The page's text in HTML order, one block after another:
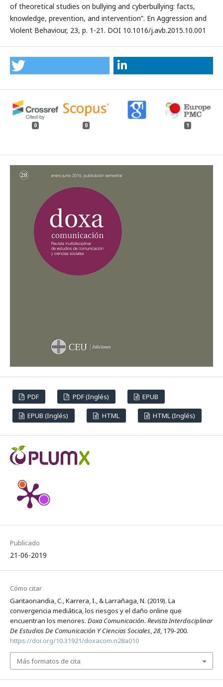
of theoretical studies on bullying and cyberbullying: facts,
knowledge, prevention, and intervention”. En Aggression and
Violent Behaviour, 23, p. 1-21. DOI 10.1016/j.avb.2015.10.001
PDF PDF (Inglés) EPUB
EPUB (Inglés) HTML HTML (Inglés)
Publicado
21-06-2019
Cómo citar
Garitaonandia, C., Karrera, I., & Larrañaga, N. (2019). La
convergencia mediática, los riesgos y el daño online que
encuentran los menores. Doxa Comunicación. Revista Interdisciplinar
De Estudios De Comunicación Y Ciencias Sociales,28, 179-200.
https://doi.org/10.31921/doxacom.n28a010
Más formatos de cita
0 0 1